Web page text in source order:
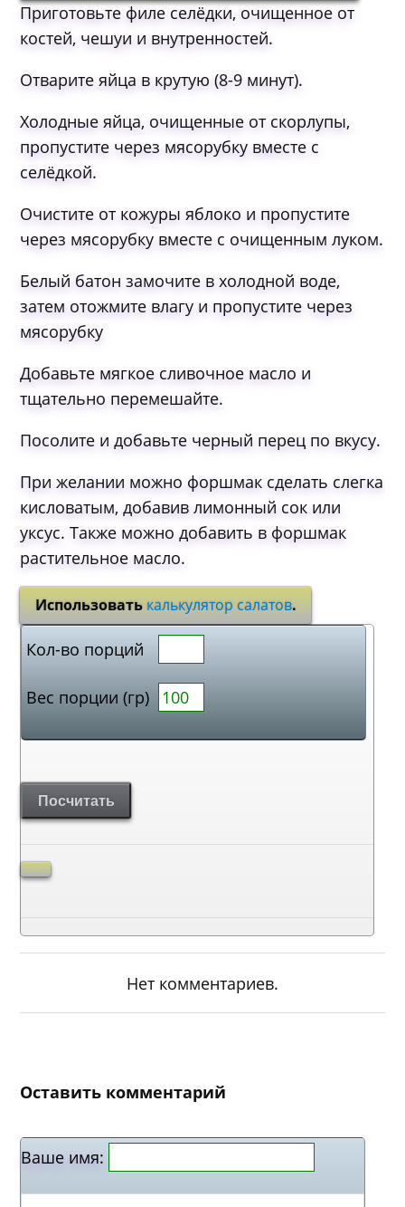
Приготовьте филе селёдки, очищенное от
костей, чешуи и внутренностей.
Отварите яйца в крутую (8-9 минут).
Холодные яйца, очищенные от скорлупы,
пропустите через мясорубку вместе с
селёдкой.
Очистите от кожуры яблоко и пропустите
через мясорубку вместе с очищенным луком.
Белый батон замочите в холодной воде,
затем отожмите влагу и пропустите через
мясорубку
Добавьте мягкое сливочное масло и
тщательно перемешайте.
Посолите и добавьте черный перец по вкусу.
При желании можно форшмак сделать слегка
кисловатым, добавив лимонный сок или
уксус. Также можно добавить в форшмак
растительное масло.
Использовать калькулятор салатов.
Кол-во порций
Вес порции (гр)
Посчитать
Нет комментариев.
Оставить комментарий
Ваше имя: